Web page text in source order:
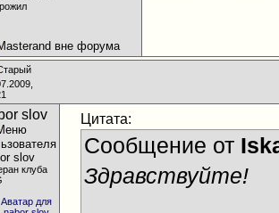
slov
клуба
Цитата:
Сообщение от
Здравствуйте!